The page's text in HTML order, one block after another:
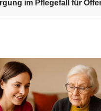
im Pflegefall für